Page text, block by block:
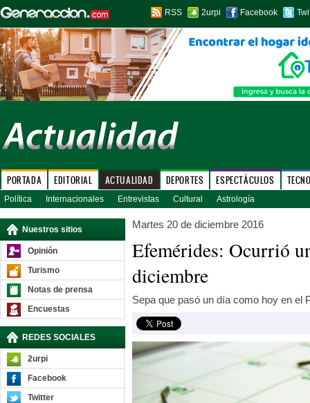
RSS 2urpi Facebook
PORTADA EDITORIAL ACTUALIDAD DEPORTES ESPECTÁCULOS
Política Internacionales Entrevistas Cultural Astrología
Nuestros sitios
Opinión
Turismo
Notas de prensa
Encuestas
REDES SOCIALES
2urpi
Facebook
Twitter
Martes 20 de diciembre 2016
Efemérides: Ocurrió
diciembre
Sepa que pasó un día como hoy en el